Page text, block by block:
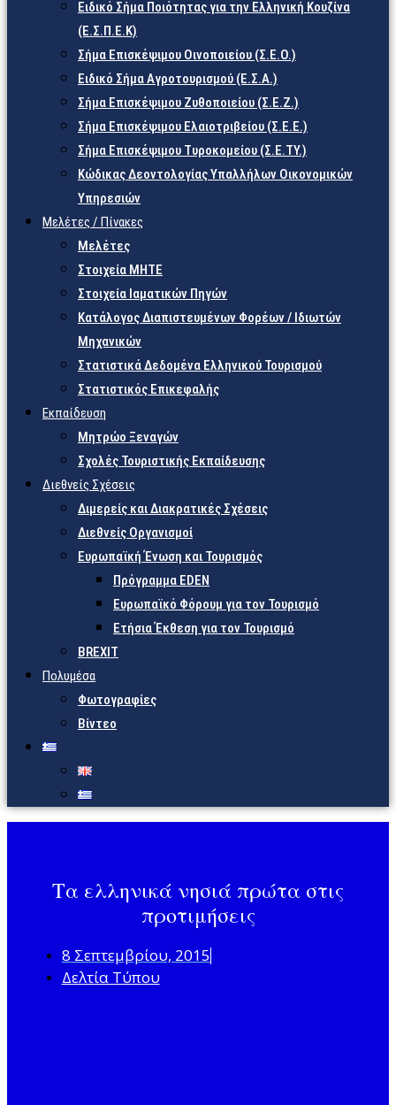
Ειδικό Σήμα Ποιότητας για την Ελληνική Κουζίνα
(Ε.Σ.Π.Ε.Κ)
Σήμα Επισκέψιμου Οινοποιείου (Σ.Ε.Ο.)
Ειδικό Σήμα Αγροτουρισμού (Ε.Σ.Α.)
Σήμα Επισκέψιμου Ζυθοποιείου (Σ.Ε.Ζ.)
Σήμα Επισκέψιμου Ελαιοτριβείου (Σ.Ε.Ε.)
Σήμα Επισκέψιμου Τυροκομείου (Σ.Ε.TY.)
Κώδικας Δεοντολογίας Υπαλλήλων Οικονομικών
Υπηρεσιών
Μελέτες / Πίνακες
Μελέτες
Στοιχεία ΜΗΤΕ
Στοιχεία Ιαματικών Πηγών
Κατάλογος Διαπιστευμένων Φορέων / Ιδιωτών
Μηχανικών
Στατιστικά Δεδομένα Ελληνικού Τουρισμού
Στατιστικός Επικεφαλής
Εκπαίδευση
Μητρώο Ξεναγών
Σχολές Τουριστικής Εκπαίδευσης
Διεθνείς Σχέσεις
Διμερείς και Διακρατικές Σχέσεις
Διεθνείς Οργανισμοί
Ευρωπαϊκή Ένωση και Τουρισμός
Πρόγραμμα EDEN
Ευρωπαϊκό Φόρουμ για τον Τουρισμό
Ετήσια Έκθεση για τον Τουρισμό
BREXIT
Πολυμέσα
Φωτογραφίες
Βίντεο
Τα ελληνικά νησιά πρώτα στις
προτιμήσεις
8 Σεπτεμβρίου, 2015
Δελτία Τύπου